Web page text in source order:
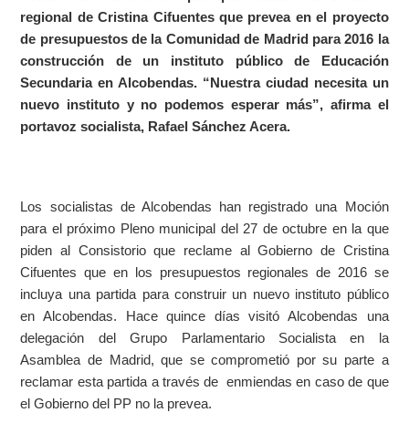
regional de Cristina Cifuentes que prevea en el proyecto
de presupuestos de la Comunidad de Madrid para 2016 la
construcción de un instituto público de Educación
Secundaria en Alcobendas. “Nuestra ciudad necesita un
nuevo instituto y no podemos esperar más”, afirma el
portavoz socialista, Rafael Sánchez Acera.
Los socialistas de Alcobendas han registrado una Moción
para el próximo Pleno municipal del 27 de octubre en la que
piden al Consistorio que reclame al Gobierno de Cristina
Cifuentes que en los presupuestos regionales de 2016 se
incluya una partida para construir un nuevo instituto público
en Alcobendas. Hace quince días visitó Alcobendas una
delegación del Grupo Parlamentario Socialista en la
Asamblea de Madrid, que se comprometió por su parte a
reclamar esta partida a través de enmiendas en caso de que
el Gobierno del PP no la prevea.